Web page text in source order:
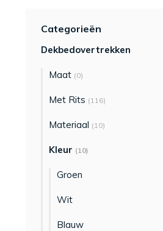
Categorieën
Dekbedovertrekken
Maat (0)
Met Rits (116)
Materiaal (10)
Kleur (10)
Groen
Wit
Blauw